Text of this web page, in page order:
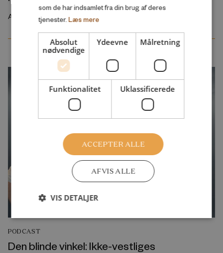
August 2026
PODCAST
Den blinde vinkel: Ikke-vestliges
som de har indsamlet fra din brug af deres
tjenester. Læs mere
Absolut
nødvendige
Ydeevne Målretning
Funktionalitet Uklassificerede
ACCEPTER ALLE
AFVIS ALLE
VIS DETALJER